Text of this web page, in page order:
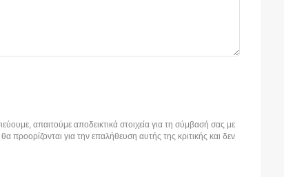
απαιτούμε αποδεικτικά στοιχεία για τη σύμβασή σας με
για την επαλήθευση αυτής της κριτικής και δεν